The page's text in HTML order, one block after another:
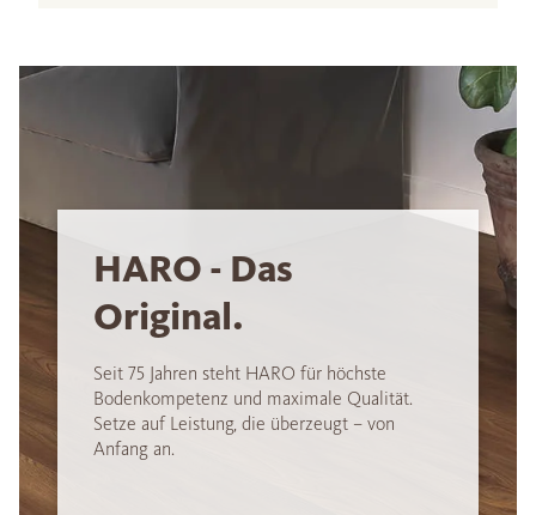
HARO - Das
Original.
Seit 75 Jahren steht HARO für höchste
Bodenkompetenz und maximale Qualität.
Setze auf Leistung, die überzeugt – von
Anfang an.